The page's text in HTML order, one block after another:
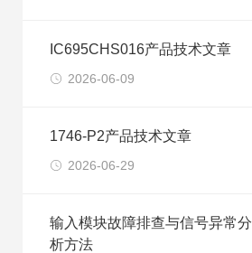
IC695CHS016产品技术文章
2026-06-09
1746-P2产品技术文章
2026-06-29
输入模块故障排查与信号异常分
析方法